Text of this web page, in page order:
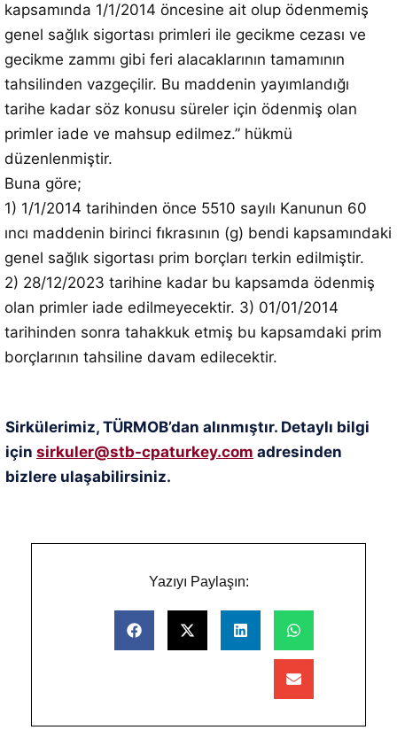
kapsamında 1/1/2014 öncesine ait olup ödenmemiş
genel sağlık sigortası primleri ile gecikme cezası ve
gecikme zammı gibi feri alacaklarının tamamının
tahsilinden vazgeçilir. Bu maddenin yayımlandığı
tarihe kadar söz konusu süreler için ödenmiş olan
primler iade ve mahsup edilmez.” hükmü
düzenlenmiştir.
Buna göre;
1) 1/1/2014 tarihinden önce 5510 sayılı Kanunun 60
ıncı maddenin birinci fıkrasının (g) bendi kapsamındaki
genel sağlık sigortası prim borçları terkin edilmiştir.
2) 28/12/2023 tarihine kadar bu kapsamda ödenmiş
olan primler iade edilmeyecektir. 3) 01/01/2014
tarihinden sonra tahakkuk etmiş bu kapsamdaki prim
borçlarının tahsiline davam edilecektir.
Sirkülerimiz, TÜRMOB’dan alınmıştır. Detaylı bilgi
için sirkuler@stb-cpaturkey.com adresinden
bizlere ulaşabilirsiniz.
Yazıyı Paylaşın: